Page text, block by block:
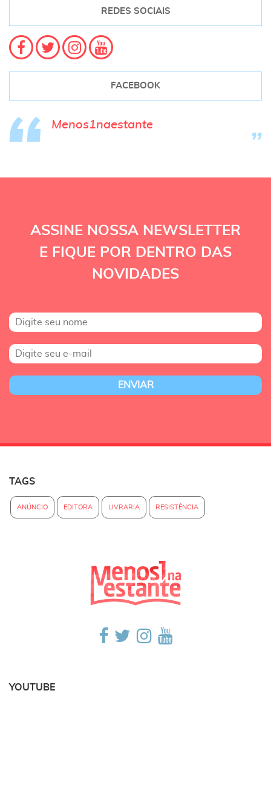
REDES SOCIAIS
FACEBOOK
Menos1naestante
ASSINE NOSSA NEWSLETTER
E FIQUE POR DENTRO DAS
NOVIDADES
TAGS
ANÚNCIO EDITORA LIVRARIA RESISTÊNCIA
YOUTUBE